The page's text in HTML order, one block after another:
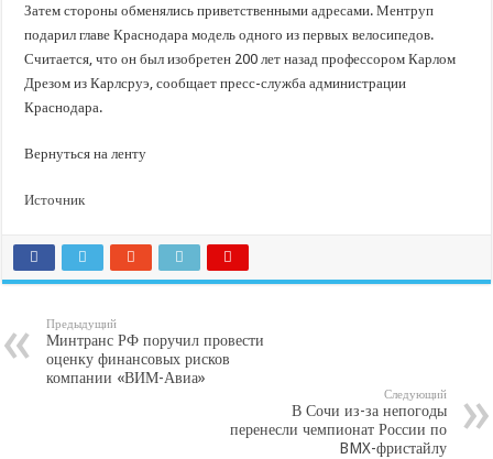
Затем стороны обменялись приветственными адресами. Ментруп
подарил главе Краснодара модель одного из первых велосипедов.
Считается, что он был изобретен 200 лет назад профессором Карлом
Дрезом из Карлсруэ, сообщает пресс-служба администрации
Краснодара.
Вернуться на ленту
Источник
Предыдущий
Минтранс РФ поручил провести
оценку финансовых рисков
компании «ВИМ-Авиа»
Следующий
В Сочи из-за непогоды
перенесли чемпионат России по
BMX-фристайлу